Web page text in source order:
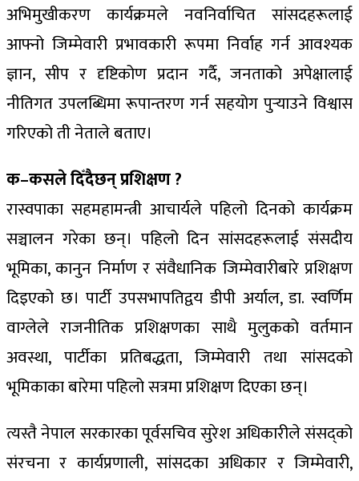
अभिमुखीकरण कार्यक्रमले नवनिर्वाचित सांसदहरूलाई
आफ्नो जिम्मेवारी प्रभावकारी रूपमा निर्वाह गर्न आवश्यक
ज्ञान, सीप र दृष्टिकोण प्रदान गर्दै, जनताको अपेक्षालाई
नीतिगत उपलब्धिमा रूपान्तरण गर्न सहयोग पुर्‍याउने विश्वास
गरिएको ती नेताले बताए।
क–कसले दिँदैछन् प्रशिक्षण ?
रास्वपाका सहमहामन्त्री आचार्यले पहिलो दिनको कार्यक्रम
सञ्चालन गरेका छन्। पहिलो दिन सांसदहरूलाई संसदीय
भूमिका, कानुन निर्माण र संवैधानिक जिम्मेवारीबारे प्रशिक्षण
दिइएको छ। पार्टी उपसभापतिद्वय डीपी अर्याल, डा. स्वर्णिम
वाग्लेले राजनीतिक प्रशिक्षणका साथै मुलुकको वर्तमान
अवस्था, पार्टीका प्रतिबद्धता, जिम्मेवारी तथा सांसदको
भूमिकाका बारेमा पहिलो सत्रमा प्रशिक्षण दिएका छन्।
त्यस्तै नेपाल सरकारका पूर्वसचिव सुरेश अधिकारीले संसद्को
संरचना र कार्यप्रणाली, सांसदका अधिकार र जिम्मेवारी,